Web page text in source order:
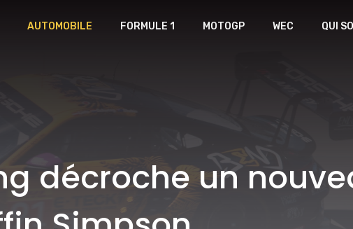
AUTOMOBILE FORMULE 1 MOTOGP WEC QUI
décroche un